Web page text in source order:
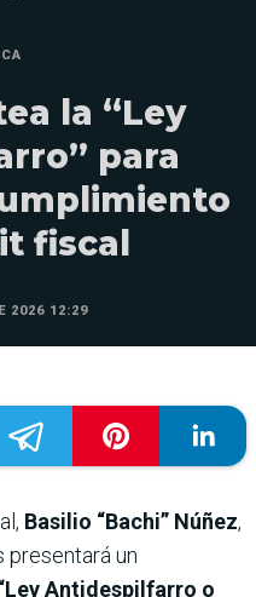
la “Ley
para
fiscal
2026 12:29
Basilio “Bachi” Núñez,
presentará un
Antidespilfarro o